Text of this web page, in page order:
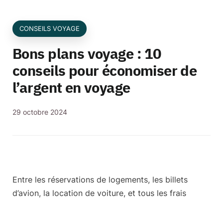
CONSEILS VOYAGE
Bons plans voyage : 10
conseils pour économiser de
l’argent en voyage
29 octobre 2024
Entre les réservations de logements, les billets
d’avion, la location de voiture, et tous les frais